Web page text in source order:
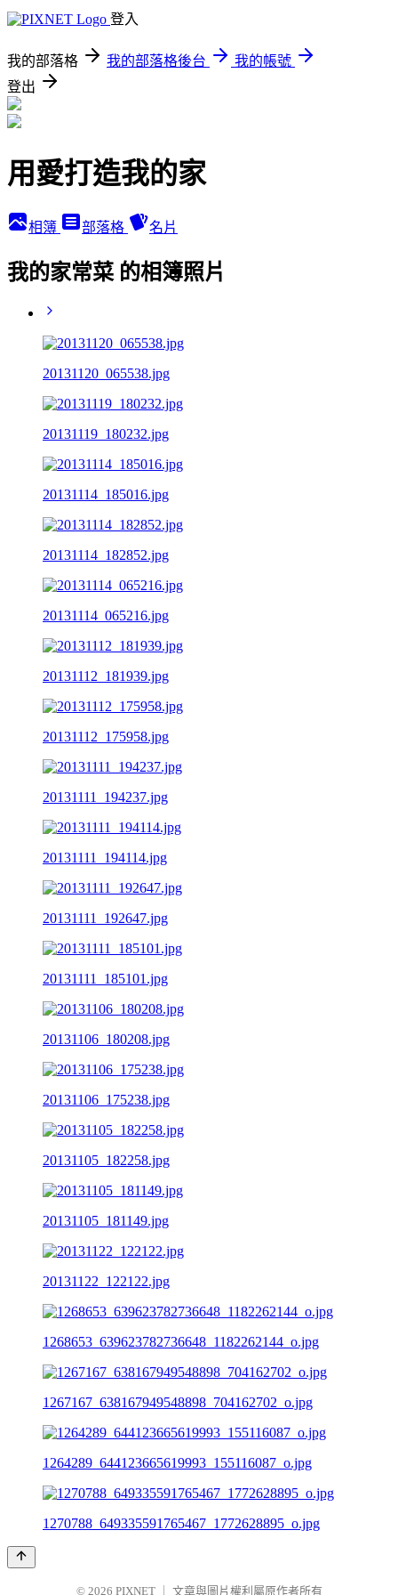
登入
我的部落格 我的部落格後台
我的帳號
登出
用愛打造我的家
相簿 部落格 名片
我的家常菜 的相簿照片
20131120_065538.jpg
20131119_180232.jpg
20131114_185016.jpg
20131114_182852.jpg
20131114_065216.jpg
20131112_181939.jpg
20131112_175958.jpg
20131111_194237.jpg
20131111_194114.jpg
20131111_192647.jpg
20131111_185101.jpg
20131106_180208.jpg
20131106_175238.jpg
20131105_182258.jpg
20131105_181149.jpg
20131122_122122.jpg
1268653_639623782736648_1182262144_o.jpg
1267167_638167949548898_704162702_o.jpg
1264289_644123665619993_155116087_o.jpg
1270788_649335591765467_1772628895_o.jpg
© 2026 PIXNET 文章與圖片權利屬原作者所有